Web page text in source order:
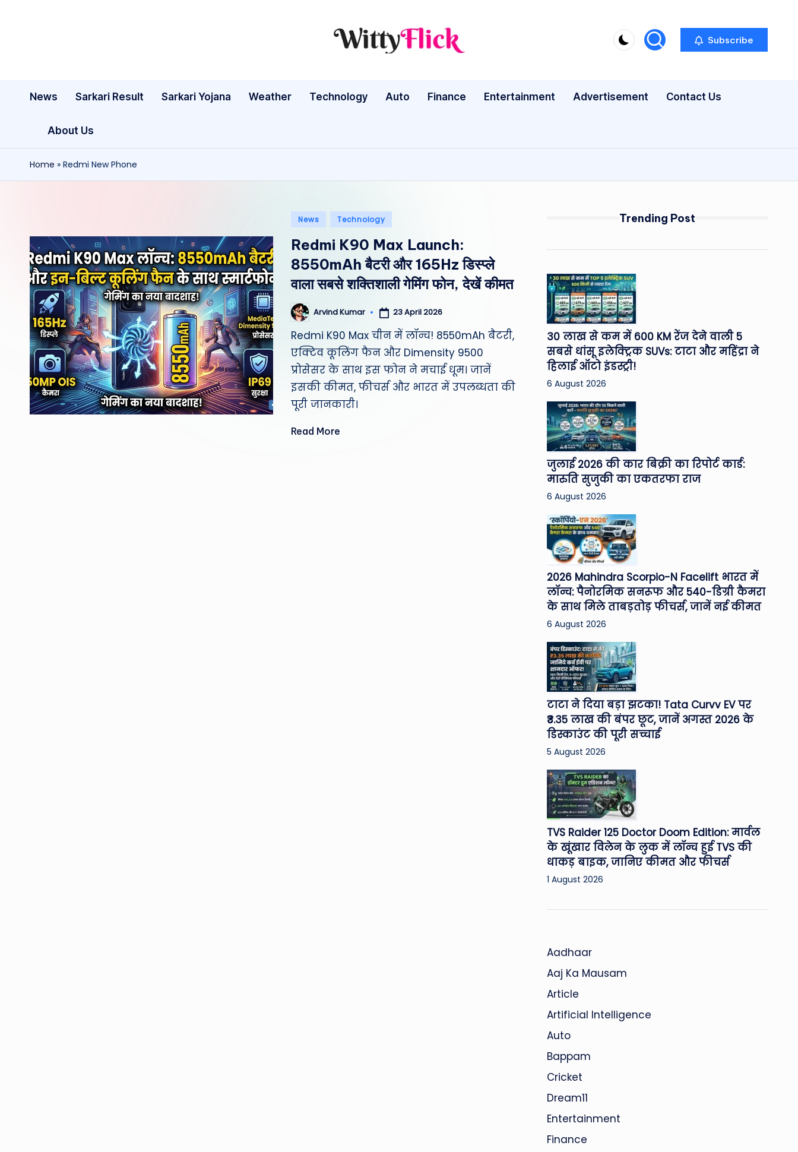
W
ty
ic
k:
te
st
e
a
th
WittyFlick:
Tech
Subscribe
News Sarkari Result Sarkari Yojana Weather Technology Auto Finance Entertainment Advertisement Contact Us
About Us
Home » Redmi New Phone
Posted
News Technology
Redmi K90 Max Launch:
8550mAh बैटरी और 165Hz डिस्प्ले
वाला सबसे शक्तिशाली गेमिंग फोन, देखें कीमत
Posted
by
Arvind Kumar 23 April 2026
Redmi K90 Max चीन में लॉन्च! 8550mAh बैटरी,
एक्टिव कूलिंग फैन और Dimensity 9500
प्रोसेसर के साथ इस फोन ने मचाई धूम। जानें
इसकी कीमत, फीचर्स और भारत में उपलब्धता की
पूरी जानकारी।
Read More
Trending Post
30 लाख से कम में 600 KM रेंज देने वाली 5
सबसे धांसू इलेक्ट्रिक SUVs: टाटा और महिंद्रा ने
हिलाई ऑटो इंडस्ट्री!
6 August 2026
जुलाई 2026 की कार बिक्री का रिपोर्ट कार्ड:
मारुति सुजुकी का एकतरफा राज
6 August 2026
2026 Mahindra Scorpio-N Facelift भारत में
लॉन्च: पैनोरमिक सनरूफ और 540-डिग्री कैमरा
के साथ मिले ताबड़तोड़ फीचर्स, जानें नई कीमत
6 August 2026
टाटा ने दिया बड़ा झटका! Tata Curvv EV पर
₹3.35 लाख की बंपर छूट, जानें अगस्त 2026 के
डिस्काउंट की पूरी सच्चाई
5 August 2026
TVS Raider 125 Doctor Doom Edition: मार्वल
के खूंखार विलेन के लुक में लॉन्च हुई TVS की
धाकड़ बाइक, जानिए कीमत और फीचर्स
1 August 2026
Aadhaar
Aaj Ka Mausam
Article
Artificial Intelligence
Auto
Bappam
Cricket
Dream11
Entertainment
Finance